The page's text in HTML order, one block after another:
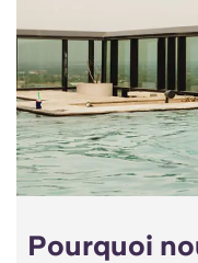
Pourquoi